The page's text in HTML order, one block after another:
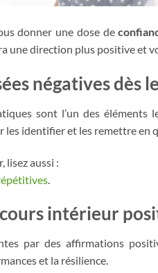
donner une dose de
une direction plus positive et
négatives dès
sont l’un des
les identifier et les remettre en
lisez aussi :
intérieur
par des affirmations
et la résilience.